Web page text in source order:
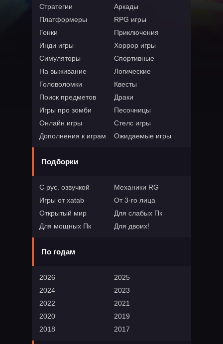
Стратегии
Аркады
Платформеры
RPG игры
Гонки
Приключения
Инди игры
Хоррор игры
Симуляторы
Спортивные
На выживание
Логические
Головоломки
Квесты
Поиск предметов
Драки
Игры про зомби
Песочницы
Онлайн игры
Стелс игры
Дополнения к играм
Ожидаемые игры
Подборки
С рус. озвучкой
Механики RG
Игры от xatab
От 3-го лица
Открытый мир
Для слабых Пк
Для мощных Пк
Для двоих!
По годам
2026
2025
2024
2023
2022
2021
2020
2019
2018
2017